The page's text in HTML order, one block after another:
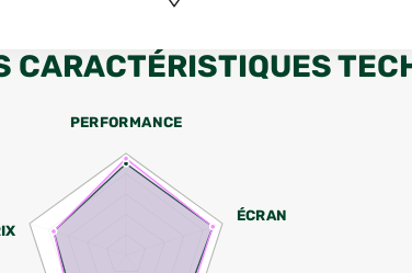
CARACTÉRISTIQUES
PERFORMANCE
ÉCRAN